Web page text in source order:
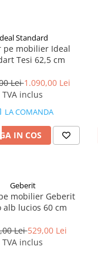
Standard
pe mobilier Ideal
Tesi 62,5 cm
Lei1.090,00 Lei
TVA inclus
LA COMANDA
IN COS
Geberit
mobilier Geberit
alb lucios 60 cm
Lei529,00 Lei
TVA inclus